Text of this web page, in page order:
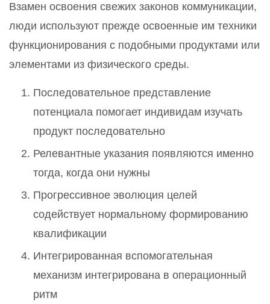
Взамен освоения свежих законов коммуникации,
люди используют прежде освоенные им техники
функционирования с подобными продуктами или
элементами из физического среды.
Последовательное представление
потенциала помогает индивидам изучать
продукт последовательно
Релевантные указания появляются именно
тогда, когда они нужны
Прогрессивное эволюция целей
содействует нормальному формированию
квалификации
Интегрированная вспомогательная
механизм интегрирована в операционный
ритм